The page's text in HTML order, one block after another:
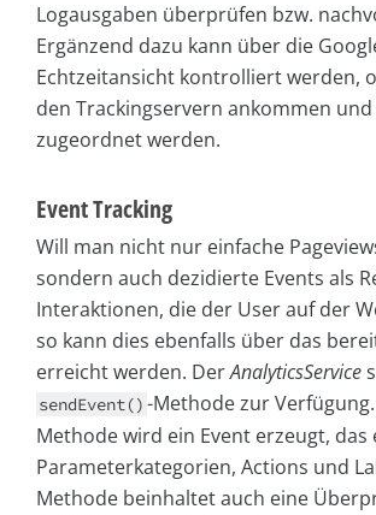
Logausgaben überprüfen bzw.
Ergänzend dazu kann über die
Echtzeitansicht kontrolliert werden,
den Trackingservern ankommen
zugeordnet werden.
Event Tracking
Will man nicht nur einfache
sondern auch dezidierte Events als
Interaktionen, die der User auf der
so kann dies ebenfalls über das
erreicht werden. DerAnalyticsService
sendEvent() -Methode zur
Methode wird ein Event erzeugt,
Parameterkategorien, Actions und
Methode beinhaltet auch eine